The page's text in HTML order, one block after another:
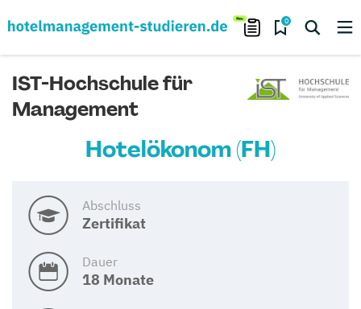
0
IST-Hochschule für
Management
Hotelökonom (FH)
Abschluss
Zertifikat
Dauer
18 Monate